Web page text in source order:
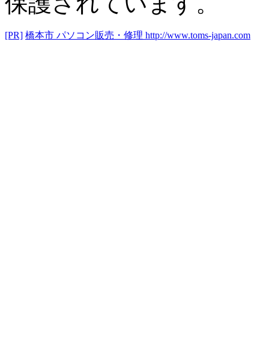
[PR] 橋本市 パソコン販売・修理 http://www.toms-japan.com